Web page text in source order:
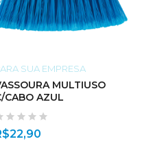
SUA EMPRESA
MULTIUSO
CABO AZUL
22,90